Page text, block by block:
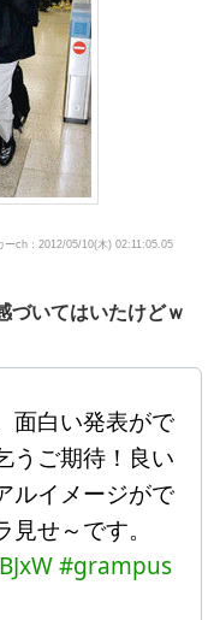
ーch：2012/05/10(木) 02:11:05.05
づいてはいたけどｗ
面白い発表がで
うご期待！良い
ルイメージがで
せ～です。
#grampus